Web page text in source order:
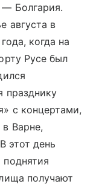
— Болгария.
августа в
когда на
Русе был
празднику
с концертами,
Варне,
этот день
получают